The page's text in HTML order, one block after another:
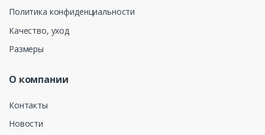
Политика конфиденциальности
Качество, уход
Размеры
О компании
Контакты
Новости